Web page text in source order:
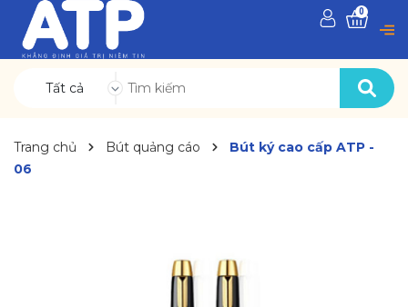
Tất cả
0
Trang chủ Bút quảng cáo
Bút ký cao cấp ATP -
06